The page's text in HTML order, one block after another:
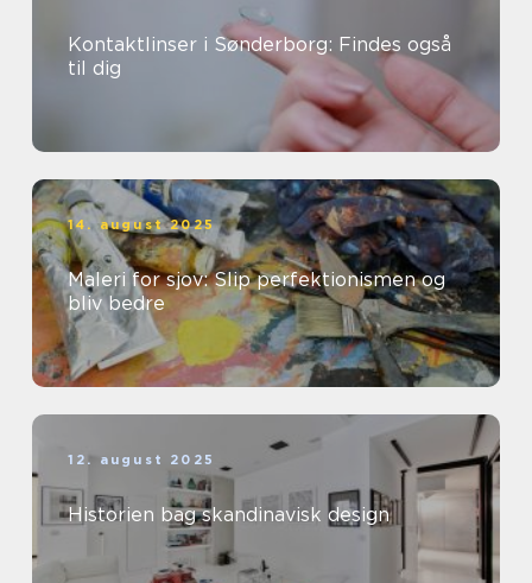
Kontaktlinser i Sønderborg: Findes også
til dig
14. august 2025
Maleri for sjov: Slip perfektionismen og
bliv bedre
12. august 2025
Historien bag skandinavisk design